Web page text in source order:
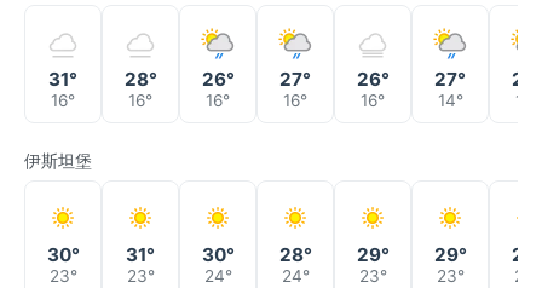
31°
16°
28°
16°
26°
16°
27°
16°
26°
16°
27°
14° 14°
伊斯坦堡
30°
23°
31°
23°
30°
24°
28°
24°
29°
23°
29°
23° 23°